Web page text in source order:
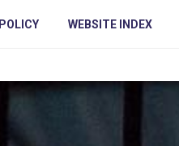
WEBSITE INDEX